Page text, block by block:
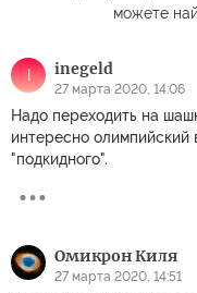
можете
I inegeld
27 марта 2020, 14:06
Надо переходить на
интересно олимпийский
"подкидного".
Омикрон Киля
27 марта 2020, 14:51